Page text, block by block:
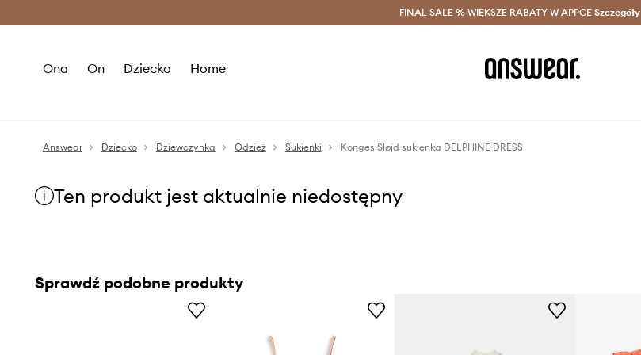
Oszczędzaj z Answear Club > Dostawa nawet w 24h >
FINAL SALE % WIĘKSZE RABATY W APPCE Szczegóły
Ona On Dziecko Home
Answear Dziecko Dziewczynka Odzież Sukienki Konges Sløjd sukienka DELPHINE DRESS
Ten produkt jest aktualnie niedostępny
Sprawdź podobne produkty